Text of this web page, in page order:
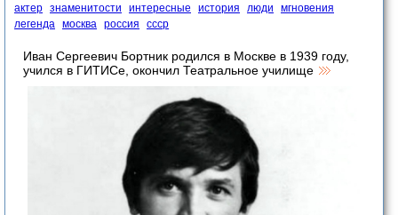
актер знаменитости интересные история люди
мгновения
легенда москва россия ссср
Иван Сергеевич Бортник родился в Москве в 1939 году,
учился в ГИТИСе, окончил Театральное училище